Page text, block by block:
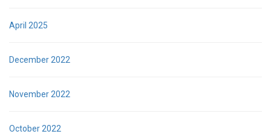
April 2025
December 2022
November 2022
October 2022